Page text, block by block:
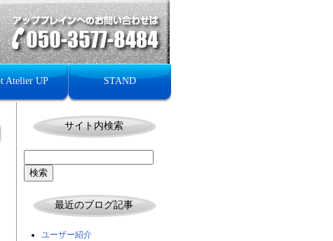
Atelier UP STAND
サイト内検索
最近のブログ記事
ユーザー紹介